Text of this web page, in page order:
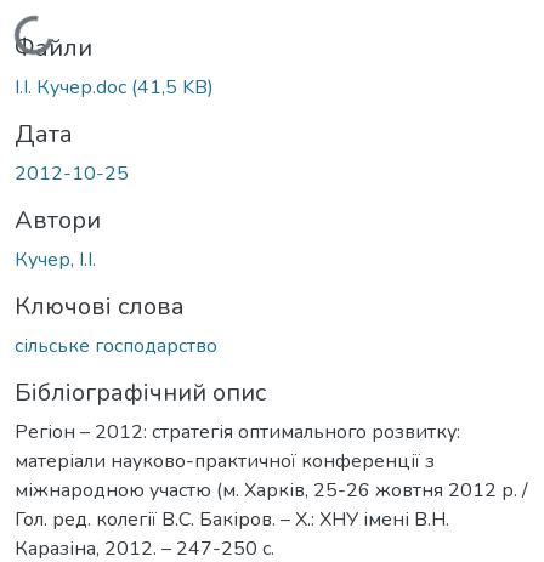
Вантажиться...
Файли
І.І. Кучер.doc (41,5 KB)
Дата
2012-10-25
Автори
Кучер, І.І.
Ключові слова
сільське господарство
Бібліографічний опис
Регіон – 2012: стратегія оптимального розвитку:
матеріали науково-практичної конференції з
міжнародною участю (м. Харків, 25-26 жовтня 2012 р. /
Гол. ред. колегії В.С. Бакіров. – Х.: ХНУ імені В.Н.
Каразіна, 2012. – 247-250 с.